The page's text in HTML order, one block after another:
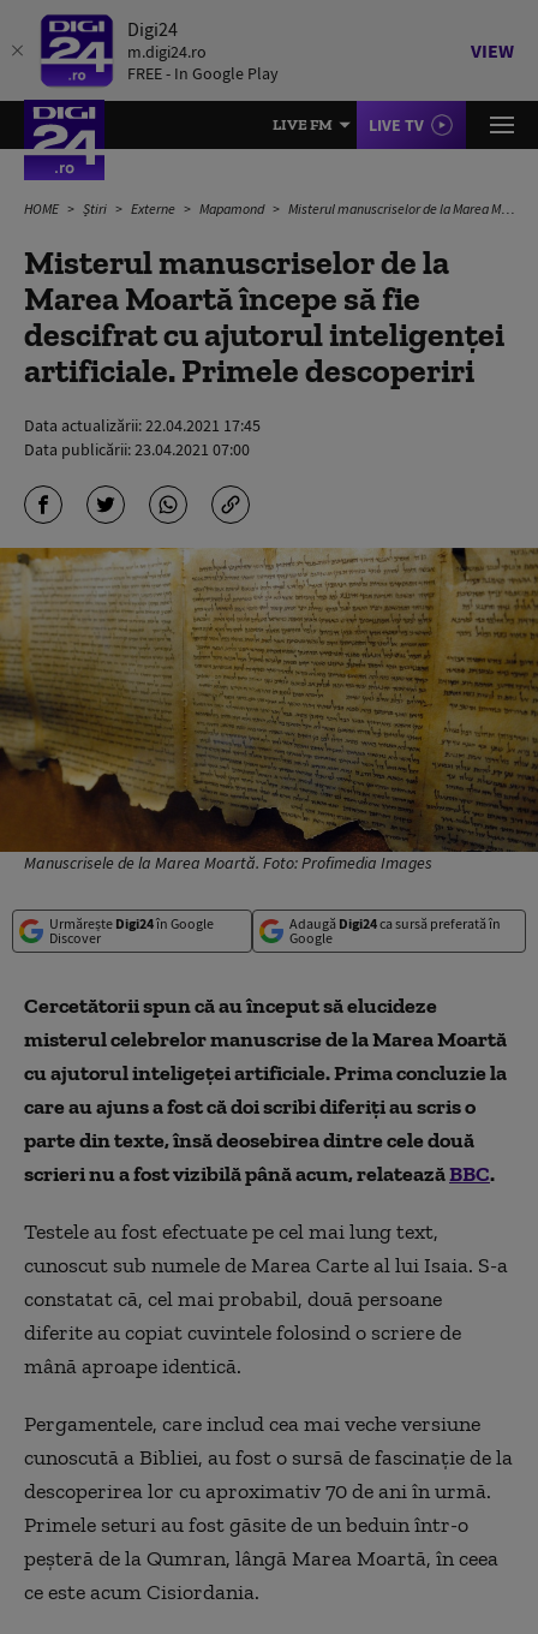
Digi24
m.digi24.ro
FREE - In Google Play
VIEW
LIVE FM LIVE TV
HOME Știri Externe Mapamond Misterul manuscriselor de la Marea Moartă începe să fie descifrat cu ajutorul inteligenței artificiale. Primele descoperiri
Misterul manuscriselor de la
Marea Moartă începe să fie
descifrat cu ajutorul inteligenței
artificiale. Primele descoperiri
Data actualizării:22.04.2021 17:45
Data publicării:23.04.2021 07:00
Manuscrisele de la Marea Moartă. Foto: Profimedia Images
Urmărește Digi24în Google
Discover
Adaugă Digi24ca sursă preferată în
Google
Cercetătorii spun că au început să elucideze
misterul celebrelor manuscrise de la Marea Moartă
cu ajutorul inteligeței artificiale. Prima concluzie la
care au ajuns a fost că doi scribi diferiți au scris o
parte din texte, însă deosebirea dintre cele două
scrieri nu a fost vizibilă până acum, relateazăBBC.
Testele au fost efectuate pe cel mai lung text,
cunoscut sub numele de Marea Carte al lui Isaia. S-a
constatat că, cel mai probabil, două persoane
diferite au copiat cuvintele folosind o scriere de
mână aproape identică.
Pergamentele, care includ cea mai veche versiune
cunoscută a Bibliei, au fost o sursă de fascinație de la
descoperirea lor cu aproximativ 70 de ani în urmă.
Primele seturi au fost găsite de un beduin într-o
peșteră de la Qumran, lângă Marea Moartă, în ceea
ce este acum Cisiordania.